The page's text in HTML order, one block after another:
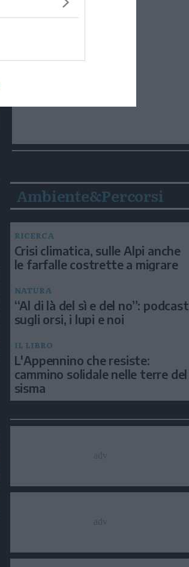
Ambiente&Percorsi
RICERCA
Crisi climatica, sulle Alpi anche
le farfalle costrette a migrare
NATURA
“Al di là del sì e del no”: podcast
sugli orsi, i lupi e noi
IL LIBRO
L'Appennino che resiste:
cammino solidale nelle terre del
sisma